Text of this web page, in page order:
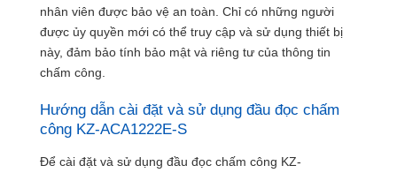
nhân viên được bảo vệ an toàn. Chỉ có những người
được ủy quyền mới có thể truy cập và sử dụng thiết bị
này, đảm bảo tính bảo mật và riêng tư của thông tin
chấm công.
Hướng dẫn cài đặt và sử dụng đầu đọc chấm
công KZ-ACA1222E-S
Để cài đặt và sử dụng đầu đọc chấm công KZ-